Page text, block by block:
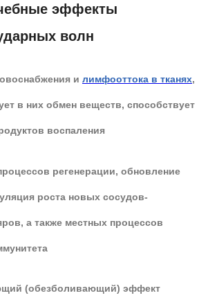
эффекты
волн
и лимфооттока в тканях,
в них обмен веществ, способствует
воспаления
регенерации, обновление
роста новых сосудов-
а также местных процессов
(обезболивающий) эффект